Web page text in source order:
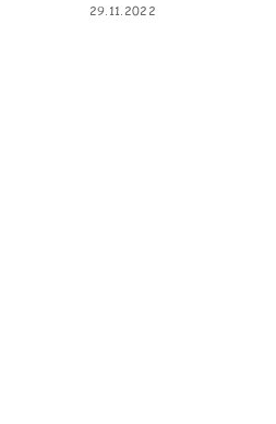
29.11.2022